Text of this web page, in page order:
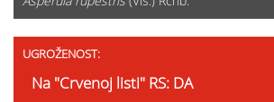
UGROŽENOST:
Na "Crvenoj listi" RS: DA